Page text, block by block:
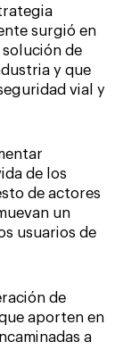
surgió en
de
y que
vial y
de los
de actores
un
usuarios de
de
aporten en
a